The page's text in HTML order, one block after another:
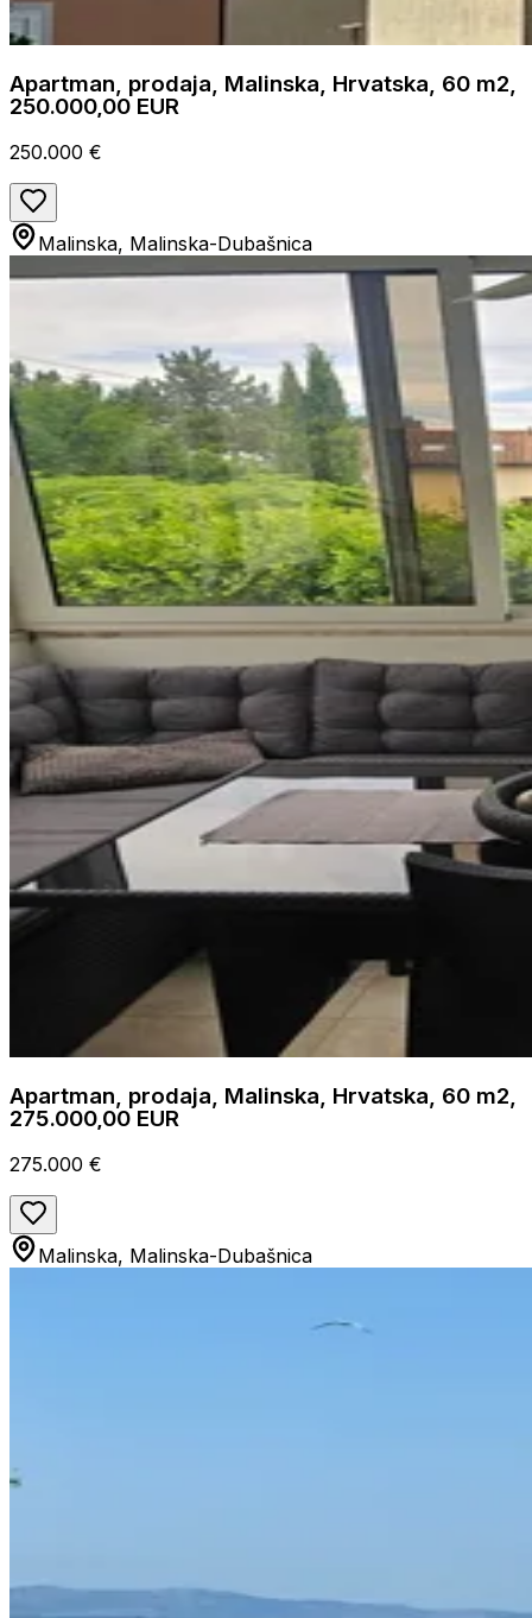
Apartman, prodaja, Malinska, Hrvatska, 60 m2,
250.000,00 EUR
250.000 €
Malinska, Malinska-Dubašnica
Apartman, prodaja, Malinska, Hrvatska, 60 m2,
275.000,00 EUR
275.000 €
Malinska, Malinska-Dubašnica